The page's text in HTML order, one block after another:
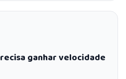
ganhar velocidade